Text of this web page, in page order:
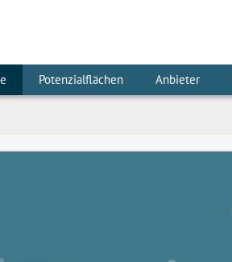
Potenzialflächen Anbieter